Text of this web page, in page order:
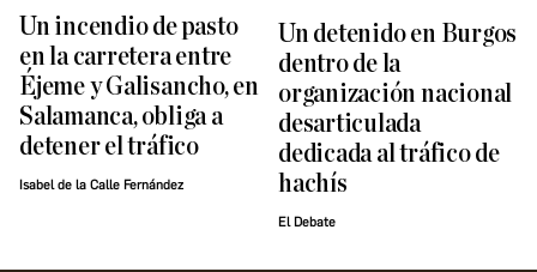
Un incendio de pasto
en la carretera entre
Éjeme y Galisancho, en
Salamanca, obliga a
detener el tráfico
Isabel de la Calle Fernández
​Un detenido en Burgos
dentro de la
organización nacional
desarticulada
dedicada al tráfico de
hachís
El Debate